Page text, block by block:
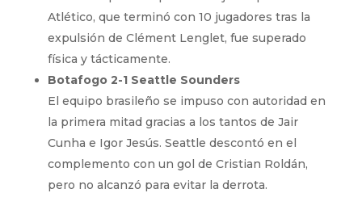
Atlético, que terminó con 10 jugadores tras la
expulsión de Clément Lenglet, fue superado
física y tácticamente.
Botafogo 2-1 Seattle Sounders
El equipo brasileño se impuso con autoridad en
la primera mitad gracias a los tantos de Jair
Cunha e Igor Jesús. Seattle descontó en el
complemento con un gol de Cristian Roldán,
pero no alcanzó para evitar la derrota.